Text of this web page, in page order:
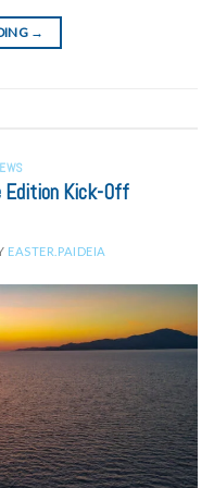
→
Edition Kick-Off
EASTER.PAIDEIA